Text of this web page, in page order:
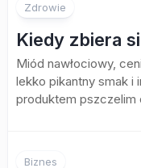
Zdrowie
Kiedy zbiera
Miód nawłociowy,
lekko pikantny smak i
produktem pszczelim
Biznes